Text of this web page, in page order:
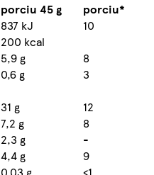
porciu 45 g
porciu*
837 kJ
10
200 kcal
5,9 g
8
0,6 g
3
31 g
12
7,2 g
8
2,3 g
-
4,4 g
9
0,03 g
<1